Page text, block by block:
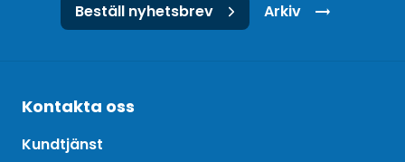
Beställ nyhetsbrev Arkiv
Kontakta oss
Kundtjänst